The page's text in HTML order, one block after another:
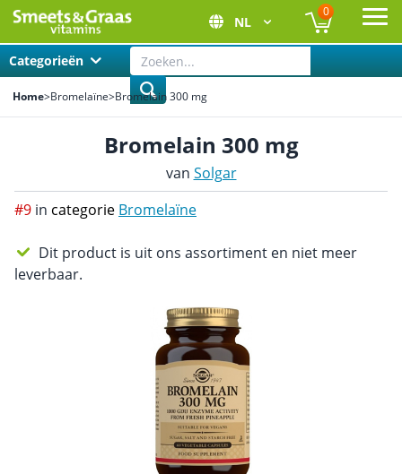
NL
0
Categorieën
Home>Bromelaïne>Bromelain 300 mg
Bromelain 300 mg
van Solgar
#9 in categorie Bromelaïne
Dit product is uit ons assortiment en niet meer
leverbaar.